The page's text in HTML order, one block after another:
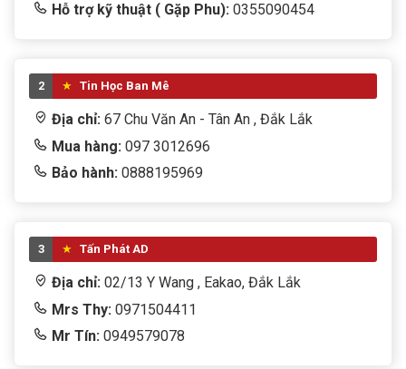
Hỗ trợ kỹ thuật ( Gặp Phu): 0355090454
2 Tin Học Ban Mê
Địa chỉ: 67 Chu Văn An - Tân An , Đắk Lắk
Mua hàng: 097 3012696
Bảo hành: 0888195969
3 Tấn Phát AD
Địa chỉ: 02/13 Y Wang , Eakao, Đắk Lắk
Mrs Thy: 0971504411
Mr Tín: 0949579078